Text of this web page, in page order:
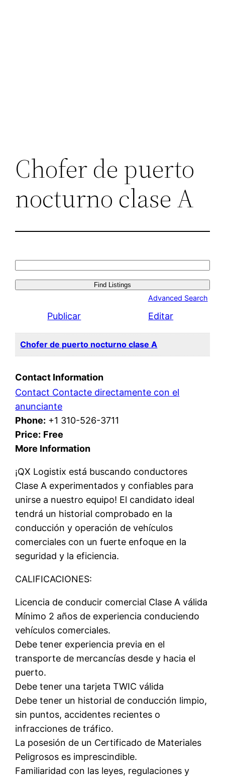
Chofer de puerto
nocturno clase A
Search
for:
Advanced Search
Publicar Editar
Chofer de puerto nocturno clase A
Contact Information
Contact Contacte directamente con el
anunciante
Phone: +1 310-526-3711
Price: Free
More Information
¡QX Logistix está buscando conductores
Clase A experimentados y confiables para
unirse a nuestro equipo! El candidato ideal
tendrá un historial comprobado en la
conducción y operación de vehículos
comerciales con un fuerte enfoque en la
seguridad y la eficiencia.
CALIFICACIONES:
Licencia de conducir comercial Clase A válida
Mínimo 2 años de experiencia conduciendo
vehículos comerciales.
Debe tener experiencia previa en el
transporte de mercancías desde y hacia el
puerto.
Debe tener una tarjeta TWIC válida
Debe tener un historial de conducción limpio,
sin puntos, accidentes recientes o
infracciones de tráfico.
La posesión de un Certificado de Materiales
Peligrosos es imprescindible.
Familiaridad con las leyes, regulaciones y